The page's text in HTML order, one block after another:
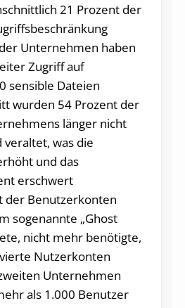
21 Prozent der
Unternehmen haben
Zugriff auf
sensible Dateien
wurden 54 Prozent der
länger nicht
veraltet, was die
und das
erschwert
der Benutzerkonten
sogenannte „Ghost
nicht mehr benötigte,
Nutzerkonten
Unternehmen
als 1.000 Benutzer